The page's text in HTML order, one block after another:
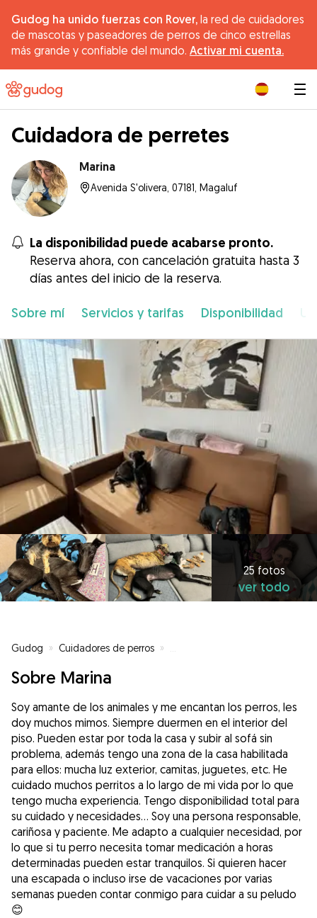
Gudog ha unido fuerzas con Rover, la red de cuidadores
de mascotas y paseadores de perros de cinco estrellas
más grande y confiable del mundo. Activar mi cuenta.
Cuidadora de perretes
Marina
Avenida S'olivera, 07181, Magaluf
La disponibilidad puede acabarse pronto.
Reserva ahora, con cancelación gratuita hasta 3
días antes del inicio de la reserva.
Sobre mí Servicios y tarifas Disponibilidad
25 fotos
ver todo
Gudog » Cuidadores de perros »
Sobre Marina
Soy amante de los animales y me encantan los perros, les
doy muchos mimos. Siempre duermen en el interior del
piso. Pueden estar por toda la casa y subir al sofá sin
problema, además tengo una zona de la casa habilitada
para ellos: mucha luz exterior, camitas, juguetes, etc. He
cuidado muchos perritos a lo largo de mi vida por lo que
tengo mucha experiencia. Tengo disponibilidad total para
su cuidado y necesidades... Soy una persona responsable,
cariñosa y paciente. Me adapto a cualquier necesidad, por
lo que si tu perro necesita tomar medicación a horas
determinadas pueden estar tranquilos. Si quieren hacer
una escapada o incluso irse de vacaciones por varias
semanas pueden contar conmigo para cuidar a su peludo
😊